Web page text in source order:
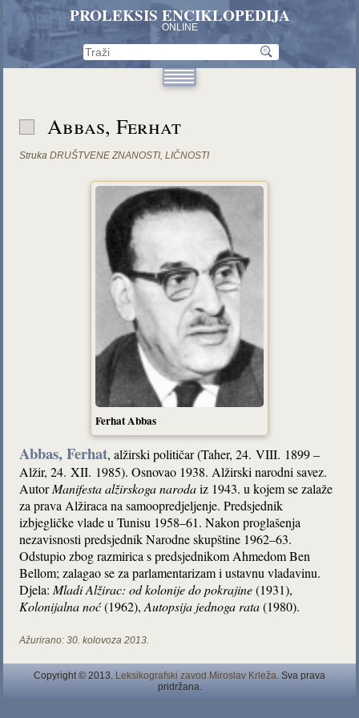
PROLEKSIS ENCIKLOPEDIJA
ONLINE
Abbas, Ferhat
Struka DRUŠTVENE ZNANOSTI,LIČNOSTI
Ferhat Abbas
Abbas, Ferhat, alžirski političar (Taher, 24. VIII. 1899 –
Alžir, 24. XII. 1985). Osnovao 1938. Alžirski narodni savez.
AutorManifesta alžirskoga narodaiz 1943. u kojem se zalaže
za prava Alžiraca na samoopredjeljenje. Predsjednik
izbjegličke vlade u Tunisu 1958–61. Nakon proglašenja
nezavisnosti predsjednik Narodne skupštine 1962–63.
Odstupio zbog razmirica s predsjednikom Ahmedom Ben
Bellom; zalagao se za parlamentarizam i ustavnu vladavinu.
Djela: Mladi Alžirac: od kolonije do pokrajine(1931),
Kolonijalna noć(1962),Autopsija jednoga rata(1980).
Ažurirano: 30. kolovoza 2013.
Copyright © 2013. Leksikografski zavod Miroslav Krleža . Sva prava
pridržana.